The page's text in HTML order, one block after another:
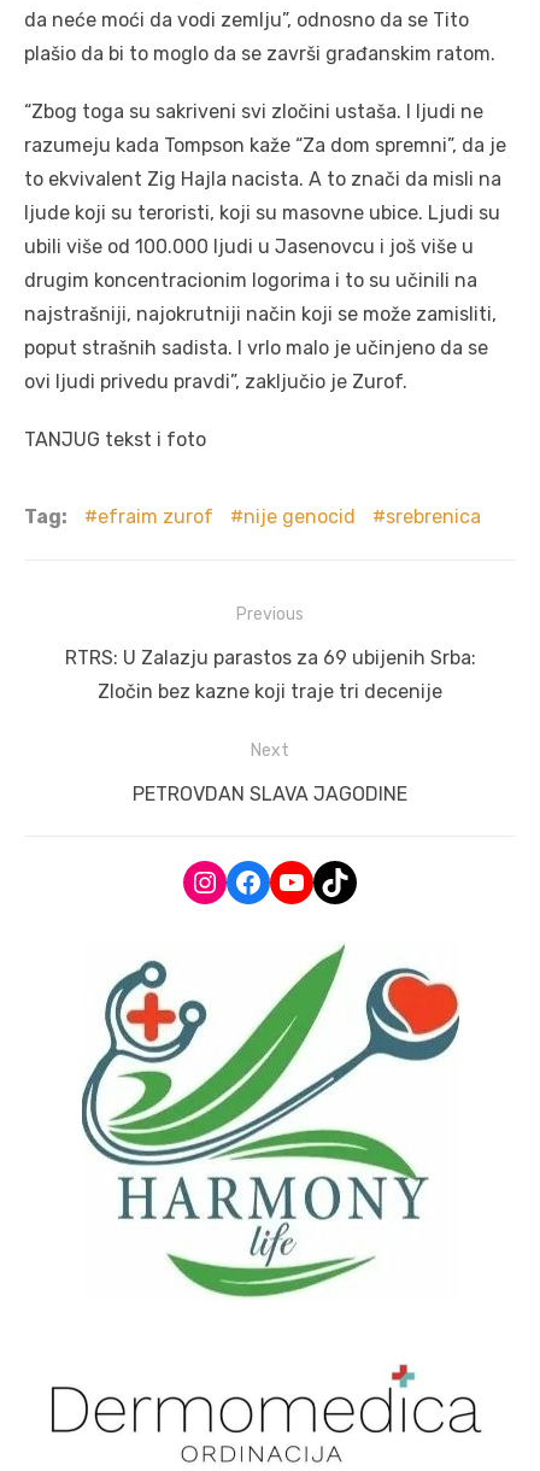
da neće moći da vodi zemlju”, odnosno da se Tito
plašio da bi to moglo da se završi građanskim ratom.
“Zbog toga su sakriveni svi zločini ustaša. I ljudi ne
razumeju kada Tompson kaže “Za dom spremni”, da je
to ekvivalent Zig Hajla nacista. A to znači da misli na
ljude koji su teroristi, koji su masovne ubice. Ljudi su
ubili više od 100.000 ljudi u Jasenovcu i još više u
drugim koncentracionim logorima i to su učinili na
najstrašniji, najokrutniji način koji se može zamisliti,
poput strašnih sadista. I vrlo malo je učinjeno da se
ovi ljudi privedu pravdi”, zaključio je Zurof.
TANJUG tekst i foto
Tag: efraim zurof nije genocid srebrenica
navigation
Previous
Previous
RTRS: U Zalazju parastos za 69 ubijenih Srba:
Zločin bez kazne koji traje tri decenije
Next
Next
PETROVDAN SLAVA JAGODINE
Instagram
Facebook
YouTube
TikTok